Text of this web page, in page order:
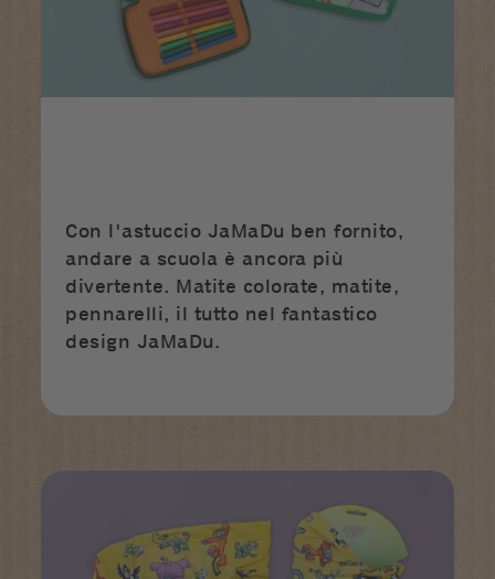
Con l'astuccio JaMaDu ben fornito,
andare a scuola è ancora più
divertente. Matite colorate, matite,
pennarelli, il tutto nel fantastico
design JaMaDu.